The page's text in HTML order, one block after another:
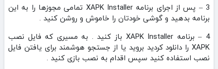
3 – پس از اجرای برنامه XAPK Installer تمامی مجوزها را به این
برنامه بدهید و گوشی خودتان را خاموش و روشن کنید .
4 – برنامه XAPK Installer باز کنید . به مسیری که فایل نصب
XAPK را دانلود کردید بروید یا از جستجو هوشمند برای یافتن فایل
نصب استفاده کنید سپس اقدام به نصب بازی کنید .